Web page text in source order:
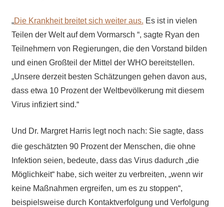
„Die Krankheit breitet sich weiter aus. Es ist in vielen
Teilen der Welt auf dem Vormarsch “, sagte Ryan den
Teilnehmern von Regierungen, die den Vorstand bilden
und einen Großteil der Mittel der WHO bereitstellen.
„Unsere derzeit besten Schätzungen gehen davon aus,
dass etwa 10 Prozent der Weltbevölkerung mit diesem
Virus infiziert sind.“
Und Dr. Margret Harris legt noch nach: Sie sagte, dass
die geschätzten 90 Prozent der Menschen, die ohne
Infektion seien, bedeute, dass das Virus dadurch „die
Möglichkeit“ habe, sich weiter zu verbreiten, „wenn wir
keine Maßnahmen ergreifen, um es zu stoppen“,
beispielsweise durch Kontaktverfolgung und Verfolgung